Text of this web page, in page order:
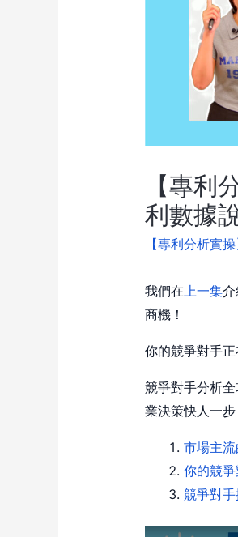
【專利
利數據
【專利分析實操
我們在 上一集
商機！
你的競爭對手
競爭對手分析
業決策快人一步
市場主
你的競
競爭對